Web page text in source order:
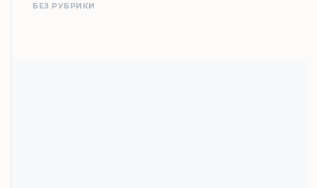
БЕЗ РУБРИКИ